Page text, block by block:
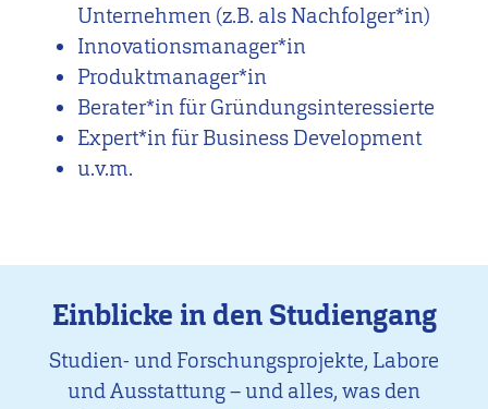
Unternehmen (z.B. als Nachfolger*in)
Innovationsmanager*in
Produktmanager*in
Berater*in für Gründungsinteressierte
Expert*in für Business Development
u.v.m.
Einblicke in den Studiengang
Studien- und Forschungsprojekte, Labore
und Ausstattung – und alles, was den